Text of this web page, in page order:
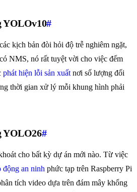
YOLOv10#
kịch bản đòi hỏi độ trễ nghiêm ngặt,
NMS, nó rất tuyệt vời cho việc đếm
phát hiện lỗi sản xuất nơi số lượng đối
thời gian xử lý mỗi khung hình phải
YOLO26#
cho bất kỳ dự án mới nào. Từ việc
động an ninh phức tạp trên Raspberry Pi
tích video dựa trên đám mây khổng